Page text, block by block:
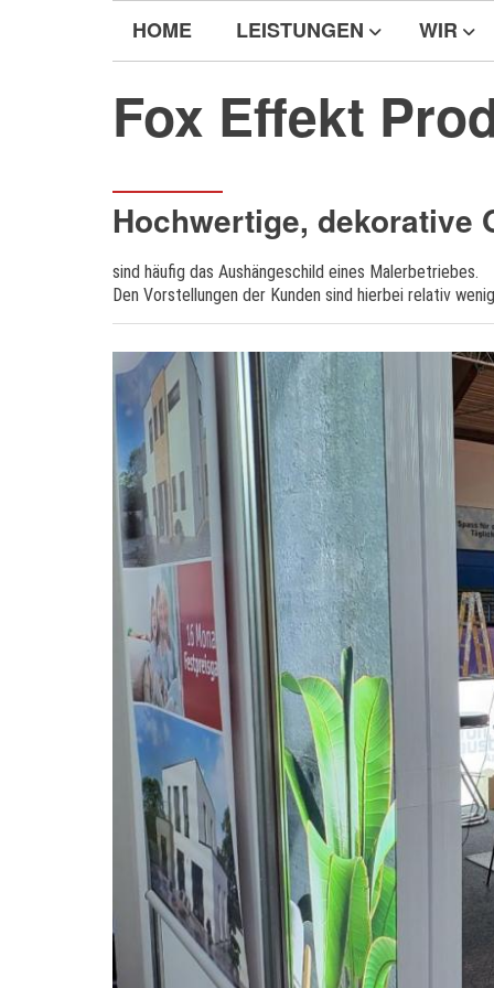
HOME LEISTUNGEN WIR
Fox Effekt
Hochwertige, dekorative
sind häufig das Aushängeschild eines Malerbetriebes.
Den Vorstellungen der Kunden sind hierbei relativ